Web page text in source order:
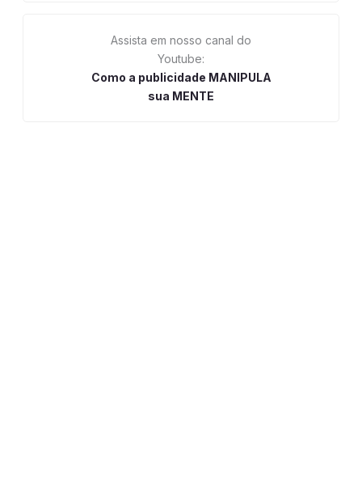
Assista em nosso canal do
Youtube:
Como a publicidade MANIPULA
sua MENTE